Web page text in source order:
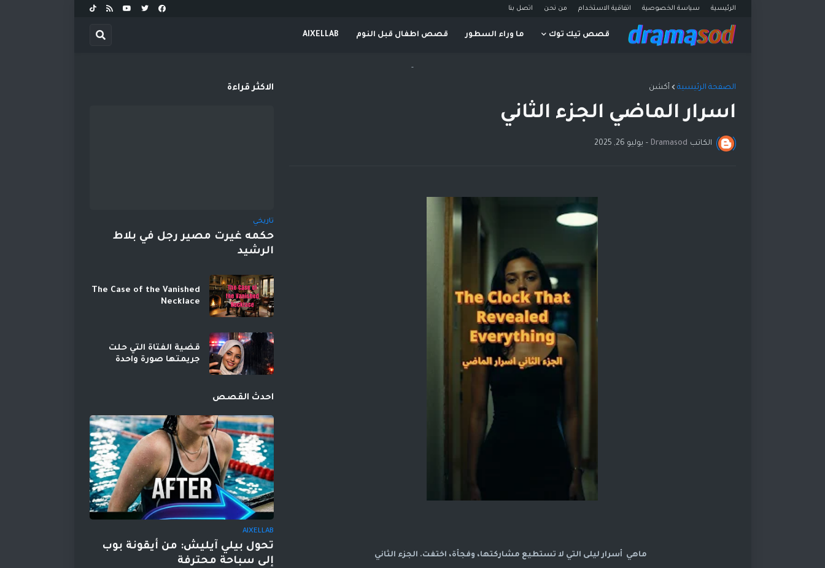
الرئيسية سياسة الخصوصية اتفاقية الاستخدام من نحن اتصل بنا
قصص تيك توك ما وراء السطور قصص اطفال قبل النوم AIXELLAB
-
الصفحة الرئيسية أكشن
اسرار الماضي الجزء الثاني
الكاتب Dramasod
- يوليو 26, 2025
ماهي أسرار ليلى التي لا تستطيع مشاركتها، وفجأة، اختفت. الجزء الثاني
الاكثر قراءة
تاريخي
حكمه غيرت مصير رجل في بلاط
الرشيد
The Case of the Vanished
Necklace
قضية الفتاة التي حلت
جريمتها صورة واحدة
احدث القصص
AIXELLAB
تحول بيلي آيليش: من أيقونة بوب
إلى سباحة محترفة